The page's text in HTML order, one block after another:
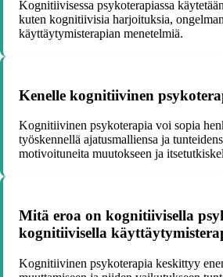
Kognitiivisessa psykoterapiassa
kuten kognitiivisia harjoituksia,
käyttäytymisterapian menetelmiä.
Kenelle kognitiivinen
Kognitiivinen psykoterapia voi sopia
työskennellä ajatusmalliensa ja
motivoituneita muutokseen ja
Mitä eroa on kognitiivisella
kognitiivisella
Kognitiivinen psykoterapia keskittyy